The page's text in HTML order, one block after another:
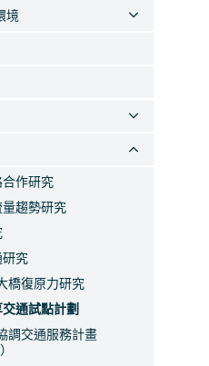
境
作研究
趨勢研究
究
橋復原力研究
通試點計劃
調交通服務計畫